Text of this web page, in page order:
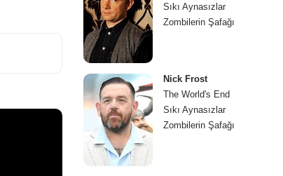
Sıkı Aynasızlar
Zombilerin Şafağı
Nick Frost
The World's End
Sıkı Aynasızlar
Zombilerin Şafağı